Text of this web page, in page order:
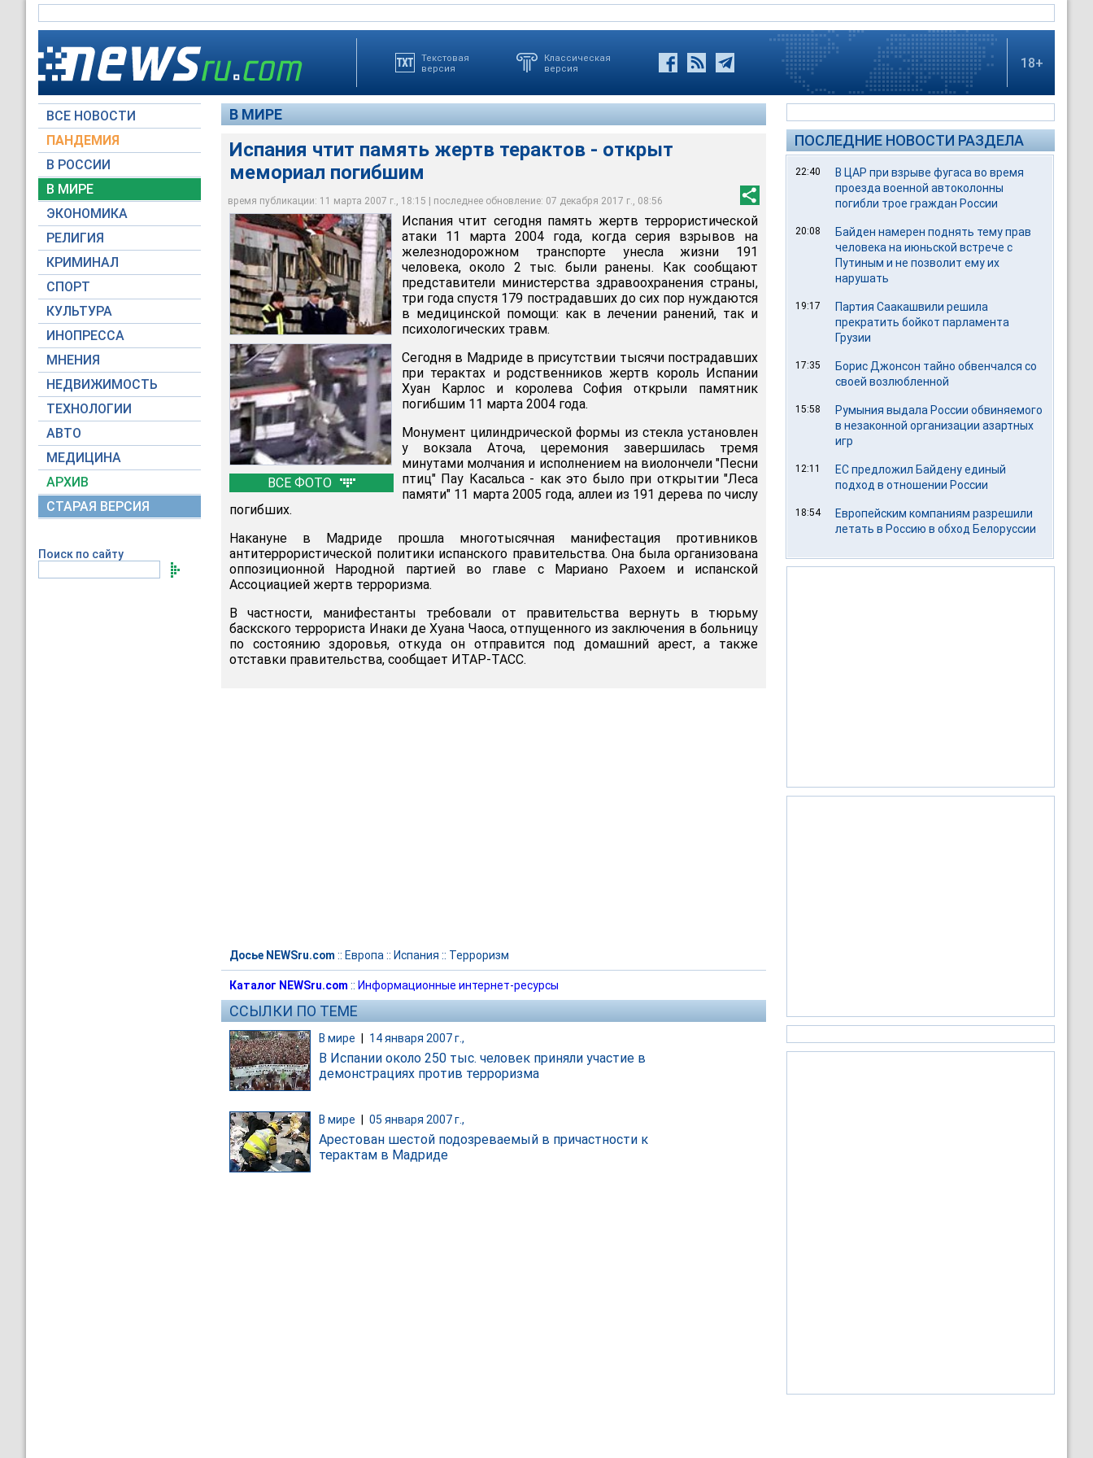
Текстовая
версия
Классическая
версия
18+
ВСЕ НОВОСТИ
ПАНДЕМИЯ
В РОССИИ
В МИРЕ
ЭКОНОМИКА
РЕЛИГИЯ
КРИМИНАЛ
СПОРТ
КУЛЬТУРА
ИНОПРЕССА
МНЕНИЯ
НЕДВИЖИМОСТЬ
ТЕХНОЛОГИИ
АВТО
МЕДИЦИНА
АРХИВ
СТАРАЯ ВЕРСИЯ
Поиск по сайту
В МИРЕ
Испания чтит память жертв терактов - открыт
мемориал погибшим
время публикации: 11 марта 2007 г., 18:15 | последнее обновление: 07 декабря 2017 г., 08:56
ВСЕ ФОТО
Испания чтит сегодня память жертв террористической атаки 11 марта 2004 года,
когда серия взрывов на железнодорожном транспорте унесла жизни 191 человека
AP Photo
Сегодня в Мадриде в присутствии тысячи пострадавших при терактах и
родственников жертв король Испании Хуан Карлос и королева София открыли
памятник погибшим 11 марта 2004 года
Euronews
Накануне в Мадриде прошла многотысячная манифестация противников
антитеррористической политики испанского правительства
Euronews
Испания чтит сегодня память жертв террористической
атаки 11 марта 2004 года, когда серия взрывов на
железнодорожном транспорте унесла жизни 191
человека, около 2 тыс. были ранены. Как сообщают
представители министерства здравоохранения страны,
три года спустя 179 пострадавших до сих пор нуждаются
в медицинской помощи: как в лечении ранений, так и
психологических травм.
Сегодня в Мадриде в присутствии тысячи пострадавших
при терактах и родственников жертв король Испании
Хуан Карлос и королева София открыли памятник
погибшим 11 марта 2004 года.
Монумент цилиндрической формы из стекла установлен
у вокзала Аточа, церемония завершилась тремя
минутами молчания и исполнением на виолончели "Песни
птиц" Пау Касальса - как это было при открытии "Леса
памяти" 11 марта 2005 года, аллеи из 191 дерева по числу
погибших.
Накануне в Мадриде прошла многотысячная манифестация противников
антитеррористической политики испанского правительства. Она была организована
оппозиционной Народной партией во главе с Мариано Рахоем и испанской
Ассоциацией жертв терроризма.
В частности, манифестанты требовали от правительства вернуть в тюрьму
баскского террориста Инаки де Хуана Чаоса, отпущенного из заключения в больницу
по состоянию здоровья, откуда он отправится под домашний арест, а также
отставки правительства, сообщает ИТАР-ТАСС.
Досье NEWSru.com :: Европа :: Испания :: Терроризм
Каталог NEWSru.com :: Информационные интернет-ресурсы
ССЫЛКИ ПО ТЕМЕ
В мире 14 января 2007 г.,
В Испании около 250 тыс. человек приняли участие в
демонстрациях против терроризма
В мире 05 января 2007 г.,
Арестован шестой подозреваемый в причастности к
терактам в Мадриде
ПОСЛЕДНИЕ НОВОСТИ РАЗДЕЛА
22:40
В ЦАР при взрыве фугаса во время
проезда военной автоколонны
погибли трое граждан России
20:08
Байден намерен поднять тему прав
человека на июньской встрече с
Путиным и не позволит ему их
нарушать
19:17
Партия Саакашвили решила
прекратить бойкот парламента
Грузии
17:35
Борис Джонсон тайно обвенчался со
своей возлюбленной
15:58
Румыния выдала России обвиняемого
в незаконной организации азартных
игр
12:11
ЕС предложил Байдену единый
подход в отношении России
18:54
Европейским компаниям разрешили
летать в Россию в обход Белоруссии